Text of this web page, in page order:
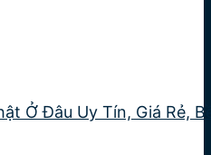
Ở Đâu Uy Tín, Giá Rẻ,